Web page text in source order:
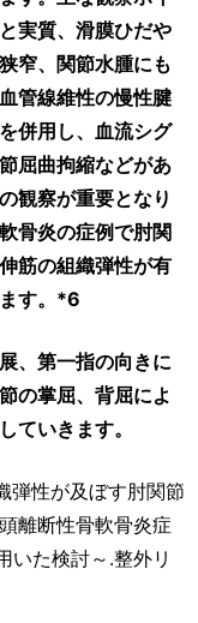
実質、滑膜ひだや
窄、関節水腫にも
管線維性の慢性腱
併用し、血流シグ
屈曲拘縮などがあ
観察が重要となり
骨炎の症例で肘関
筋の組織弾性が有
す。*6
、第一指の向きに
の掌屈、背屈によ
ていきます。
弾性が及ぼす肘関節
離断性骨軟骨炎症
いた検討～.整外リ